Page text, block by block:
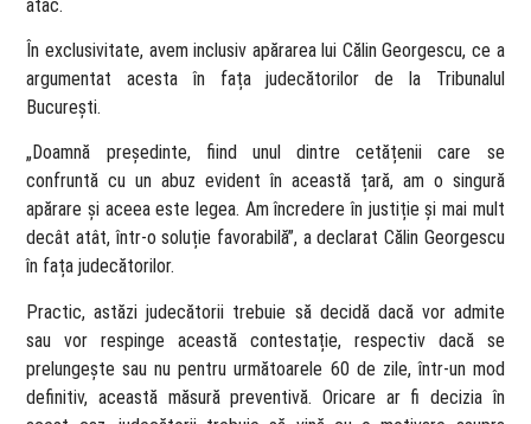
atac.
În exclusivitate, avem inclusiv apărarea lui Călin Georgescu, ce a
argumentat acesta în fața judecătorilor de la Tribunalul
București.
„Doamnă președinte, fiind unul dintre cetățenii care se
confruntă cu un abuz evident în această țară, am o singură
apărare și aceea este legea. Am încredere în justiție și mai mult
decât atât, într-o soluție favorabilă”, a declarat Călin Georgescu
în fața judecătorilor.
Practic, astăzi judecătorii trebuie să decidă dacă vor admite
sau vor respinge această contestație, respectiv dacă se
prelungește sau nu pentru următoarele 60 de zile, într-un mod
definitiv, această măsură preventivă. Oricare ar fi decizia în